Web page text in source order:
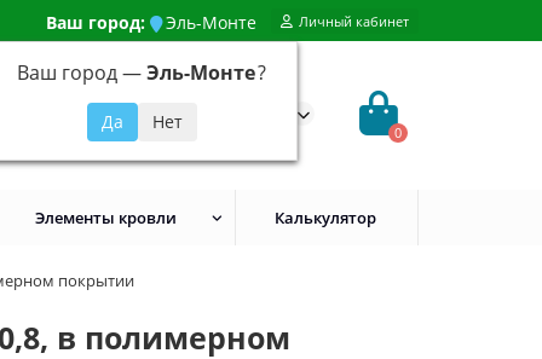
Ваш город: Эль-Монте
Ваш город —Эль-Монте?
Личный кабинет
648-92-94
0
Элементы кровли Калькулятор
покрытии
в полимерном